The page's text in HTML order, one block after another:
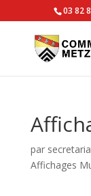
03 82
par
Affichages